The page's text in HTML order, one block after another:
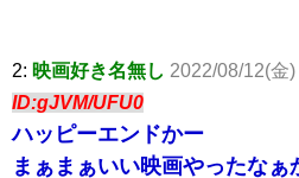
2: 映画好き名無し 2022/08/12(金
ID:gJVM/UFU0
ハッピーエンドかー
まぁまぁいい映画やったな